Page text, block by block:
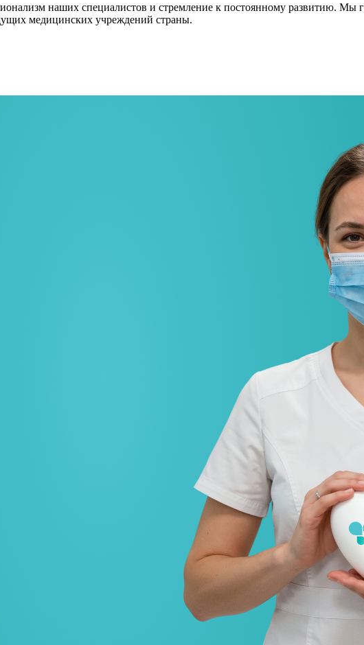
наших специалистов и стремление к постоянному развитию. Мы
медицинских учреждений страны.